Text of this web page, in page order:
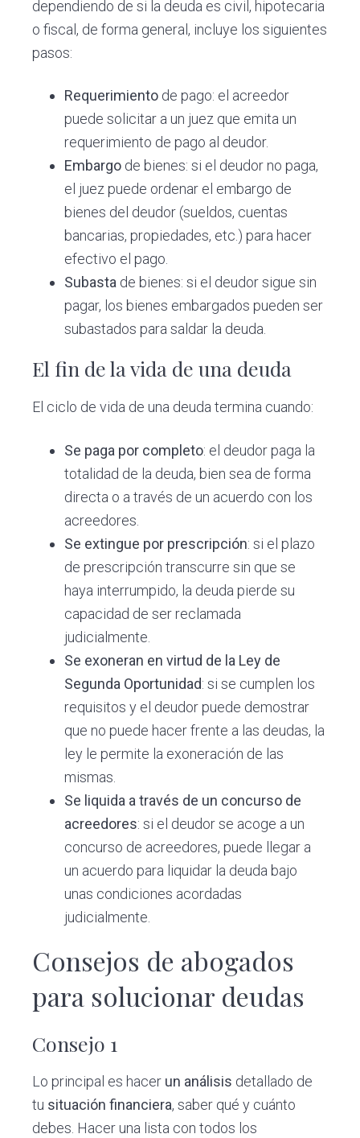
dependiendo de si la deuda es civil, hipotecaria
o fiscal, de forma general, incluye los siguientes
pasos:
Requerimiento de pago: el acreedor
puede solicitar a un juez que emita un
requerimiento de pago al deudor.
Embargo de bienes: si el deudor no paga,
el juez puede ordenar el embargo de
bienes del deudor (sueldos, cuentas
bancarias, propiedades, etc.) para hacer
efectivo el pago.
Subasta de bienes: si el deudor sigue sin
pagar, los bienes embargados pueden ser
subastados para saldar la deuda.
El fin de la vida de una deuda
El ciclo de vida de una deuda termina cuando:
Se paga por completo: el deudor paga la
totalidad de la deuda, bien sea de forma
directa o a través de un acuerdo con los
acreedores.
Se extingue por prescripción: si el plazo
de prescripción transcurre sin que se
haya interrumpido, la deuda pierde su
capacidad de ser reclamada
judicialmente.
Se exoneran en virtud de la Ley de
Segunda Oportunidad: si se cumplen los
requisitos y el deudor puede demostrar
que no puede hacer frente a las deudas, la
ley le permite la exoneración de las
mismas.
Se liquida a través de un concurso de
acreedores: si el deudor se acoge a un
concurso de acreedores, puede llegar a
un acuerdo para liquidar la deuda bajo
unas condiciones acordadas
judicialmente.
Consejos de abogados
para solucionar deudas
Consejo 1
Lo principal es hacer un análisis detallado de
tu situación financiera, saber qué y cuánto
debes. Hacer una lista con todos los